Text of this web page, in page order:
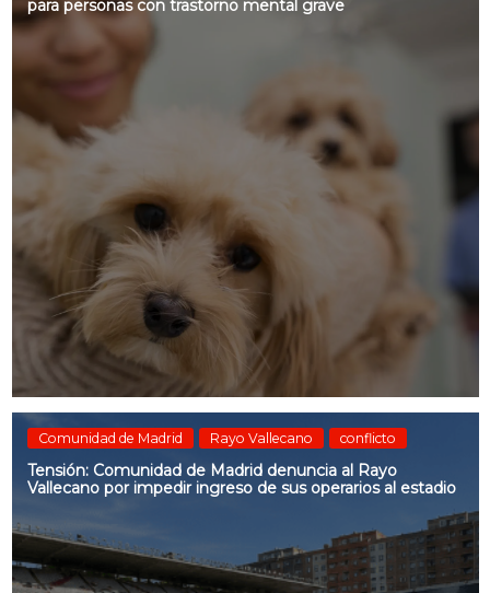
para personas con trastorno mental grave
Comunidad de Madrid Rayo Vallecano conflicto
Tensión: Comunidad de Madrid denuncia al Rayo
Vallecano por impedir ingreso de sus operarios al estadio